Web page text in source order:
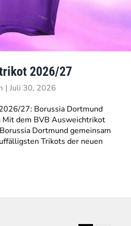
2026/27
| Juli 30, 2026
27: Borussia Dortmund
Mit dem BVB Ausweichtrikot
Dortmund gemeinsam
Trikots der neuen